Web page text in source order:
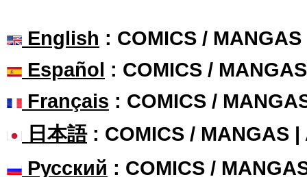
English : COMICS /
Español : COMICS /
Français : COMICS /
日本語: COMICS / MANGAS |
Русский : COMICS /